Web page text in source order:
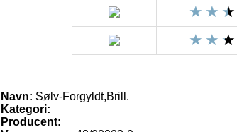
Navn: Sølv-Forgyldt,Brill.
Kategori:
Producent: